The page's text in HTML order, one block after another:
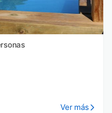
Ver más